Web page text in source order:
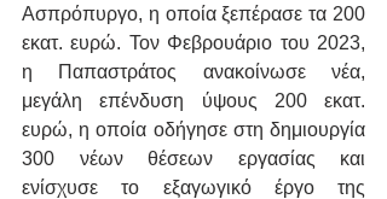
Ασπρόπυργο, η οποία ξεπέρασε τα 200
εκατ. ευρώ. Τον Φεβρουάριο του 2023,
η Παπαστράτος ανακοίνωσε νέα,
μεγάλη επένδυση ύψους 200 εκατ.
ευρώ, η οποία οδήγησε στη δημιουργία
300 νέων θέσεων εργασίας και
ενίσχυσε το εξαγωγικό έργο της